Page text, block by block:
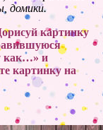
домики.
картинку
как…» и
картинку на